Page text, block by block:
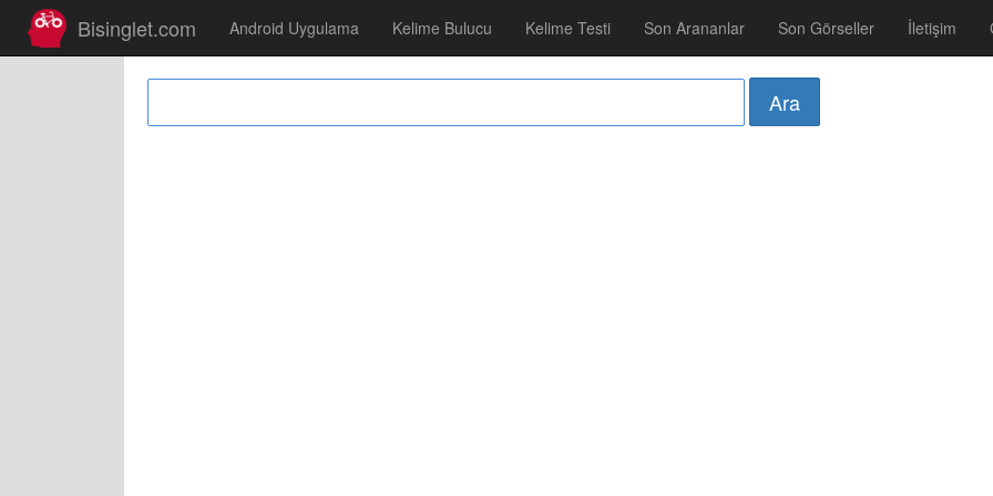
Bisinglet.com Android Uygulama Kelime Bulucu Kelime Testi Son Arananlar Son Görseller İletişim